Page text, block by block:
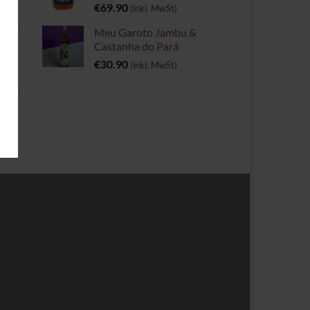
€69.90 (inkl. MwSt)
Meu Garoto Jambu &
Castanha do Pará
€30.90 (inkl. MwSt)